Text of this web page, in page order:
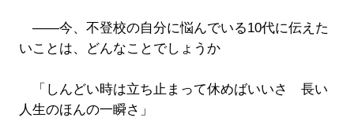
――今、不登校の自分に悩んでいる10代に伝えた
いことは、どんなことでしょうか
「しんどい時は立ち止まって休めばいいさ 長い
人生のほんの一瞬さ」